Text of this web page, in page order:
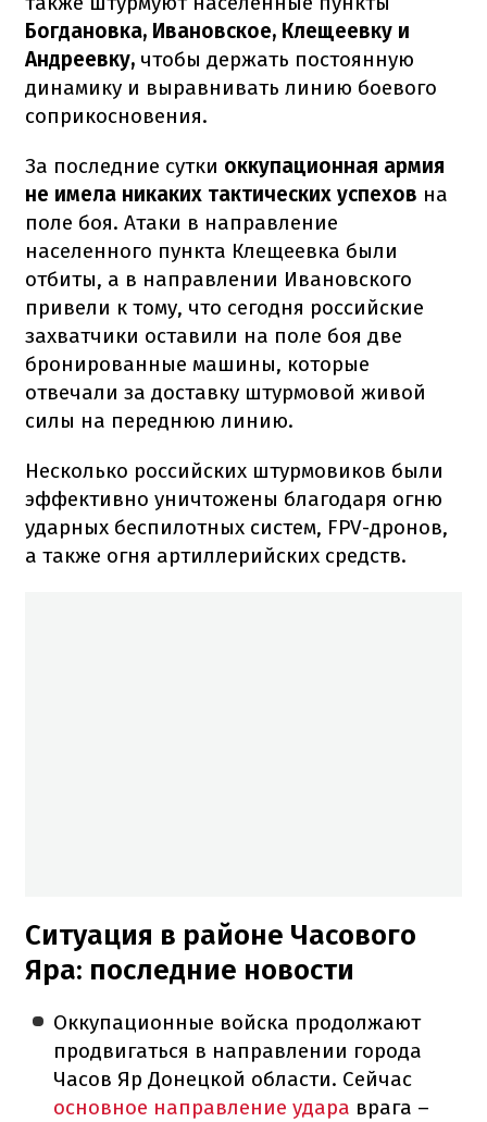
Богдановка, Ивановское, Клещеевку и
Андреевку, чтобы держать постоянную
динамику и выравнивать линию боевого
соприкосновения.
За последние сутки оккупационная армия
не имела никаких тактических успехов на
поле боя. Атаки в направление
населенного пункта Клещеевка были
отбиты, а в направлении Ивановского
привели к тому, что сегодня российские
захватчики оставили на поле боя две
бронированные машины, которые
отвечали за доставку штурмовой живой
силы на переднюю линию.
Несколько российских штурмовиков были
эффективно уничтожены благодаря огню
ударных беспилотных систем, FPV-дронов,
а также огня артиллерийских средств.
Ситуация в районе Часового
Яра: последние новости
Оккупационные войска продолжают
продвигаться в направлении города
Часов Яр Донецкой области. Сейчас
основное направление удара врага –